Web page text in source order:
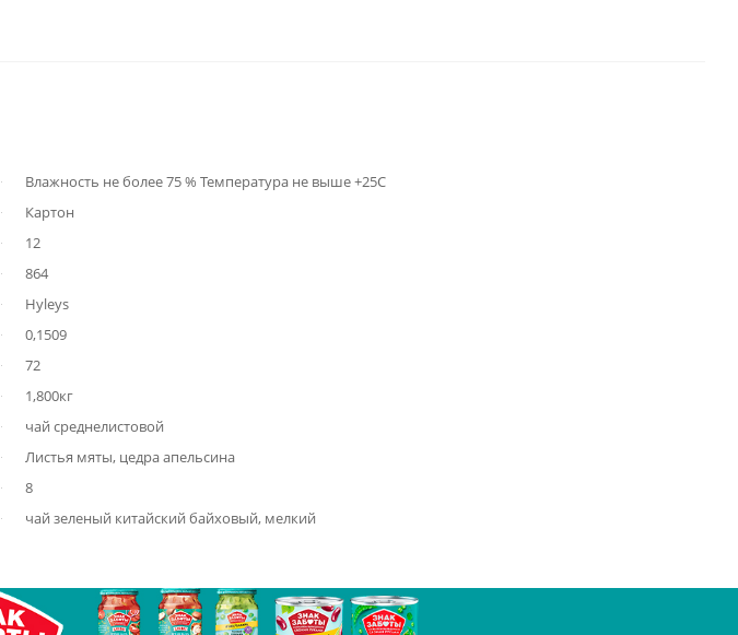
Влажность не более 75 % Температура не выше +25С
Картон
12
864
Hyleys
0,1509
72
1,800кг
чай среднелистовой
Листья мяты, цедра апельсина
8
чай зеленый китайский байховый, мелкий